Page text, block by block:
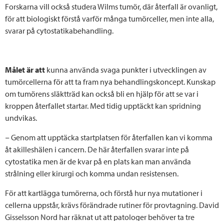
Forskarna vill också studera Wilms tumör, där återfall är ovanligt,
för att biologiskt förstå varför många tumörceller, men inte alla,
svarar på cytostatikabehandling.
Målet är att kunna använda svaga punkter i utvecklingen av
tumörcellerna för att ta fram nya behandlingskoncept. Kunskap
om tumörens släktträd kan också bli en hjälp för att se var i
kroppen återfallet startar. Med tidig upptäckt kan spridning
undvikas.
− Genom att upptäcka startplatsen för återfallen kan vi komma
åt akilleshälen i cancern. De här återfallen svarar inte på
cytostatika men är de kvar på en plats kan man använda
strålning eller kirurgi och komma undan resistensen.
För att kartlägga tumörerna, och förstå hur nya mutationer i
cellerna uppstår, krävs förändrade rutiner för provtagning. David
Gisselsson Nord har räknat ut att patologer behöver ta tre